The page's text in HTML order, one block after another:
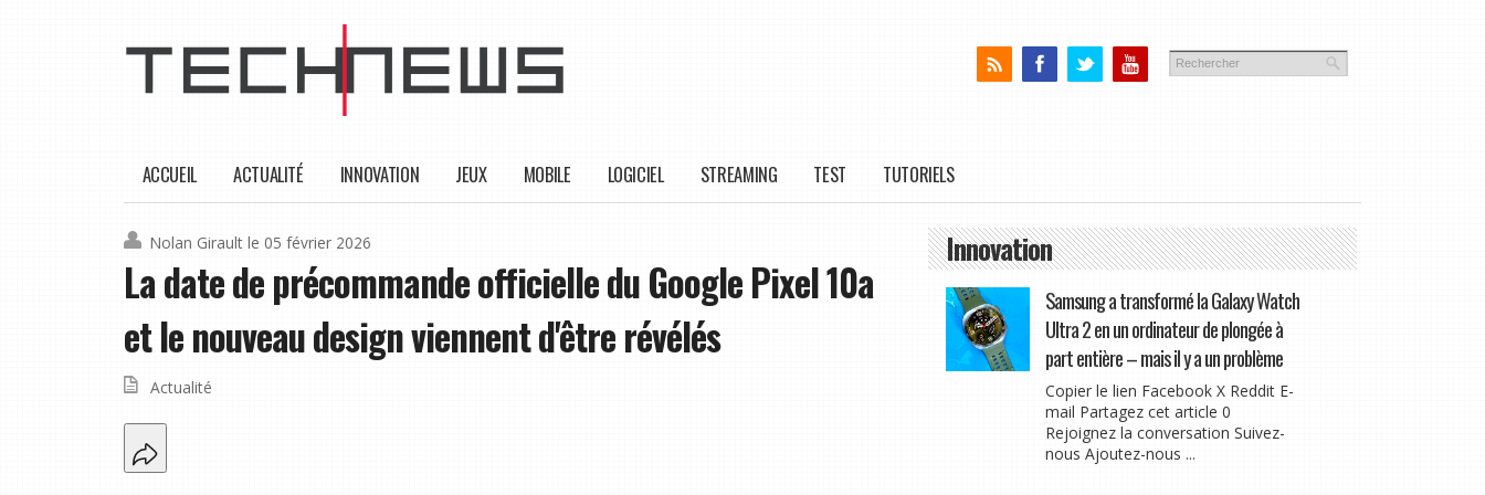
ACCUEIL ACTUALITÉ INNOVATION JEUX MOBILE LOGICIEL STREAMING TEST TUTORIELS
Nolan Girault le 05 février 2026
La date de précommande officielle du Google Pixel 10a
et le nouveau design viennent d'être révélés
Actualité
Innovation
Samsung a transformé la Galaxy Watch
Ultra 2 en un ordinateur de plongée à
part entière – mais il y a un problème
Copier le lien Facebook X Reddit E-
mail Partagez cet article 0
Rejoignez la conversation Suivez-
nous Ajoutez-nous ...